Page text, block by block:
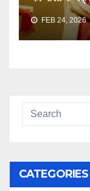
FEB 24, 2026
CATEGORIES